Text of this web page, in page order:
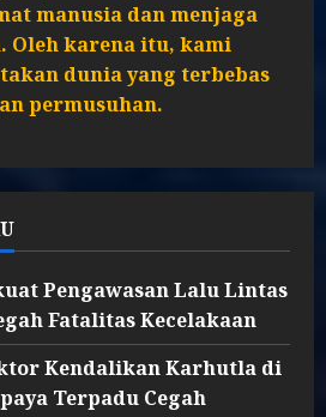
manusia dan menjaga
Oleh karena itu, kami
dunia yang terbebas
permusuhan.
Pengawasan Lalu Lintas
Fatalitas Kecelakaan
Kendalikan Karhutla di
Terpadu Cegah